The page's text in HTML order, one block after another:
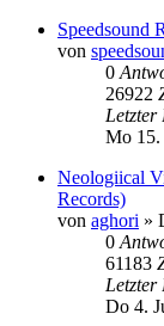
Speedsound
von
0
26922
Letzter
Mo 15.
Neologiical
Records)
von aghori »
0
61183
Letzter
Do 4.